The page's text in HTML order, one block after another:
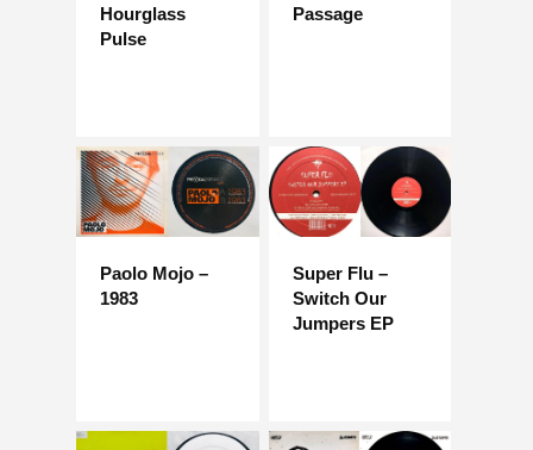
Hourglass
Pulse
Passage
Paolo Mojo –
1983
Super Flu –
Switch Our
Jumpers EP